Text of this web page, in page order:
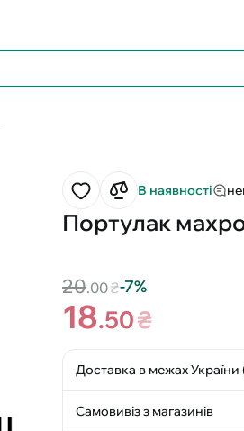
В наявності
Портулак
20.00₴-7%
18.50₴
Доставка в межах
Самовивіз з магазинів